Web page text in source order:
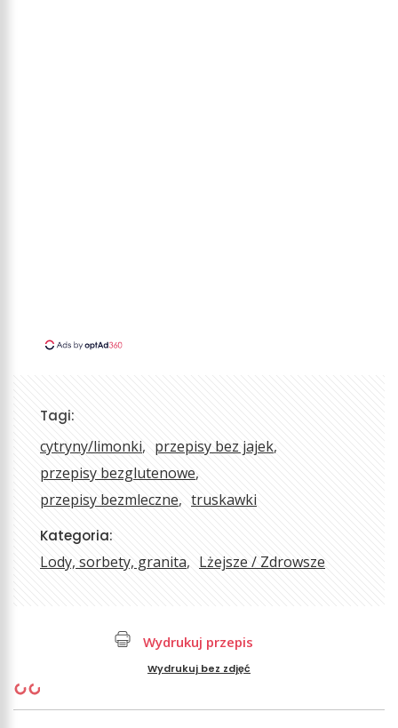
Tagi:
cytryny/limonki
przepisy bez jajek
przepisy bezglutenowe
przepisy bezmleczne
truskawki
Kategoria:
Lody, sorbety, granita Lżejsze / Zdrowsze
Wydrukuj przepis
Wydrukuj bez zdjęć